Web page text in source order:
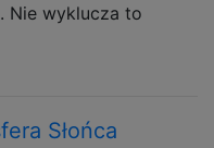
Nie wyklucza to
Słońca